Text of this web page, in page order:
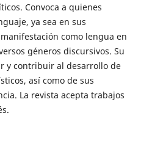
Convoca a quienes
ya sea en sus
como lengua en
géneros discursivos. Su
y contribuir al desarrollo de
así como de sus
La revista acepta trabajos